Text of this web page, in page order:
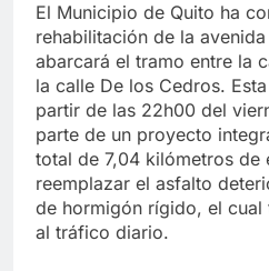
El Municipio de Quito ha
rehabilitación de la
abarcará el tramo entre la
la calle De los Cedros.
partir de las 22h00 del
parte de un proyecto
total de 7,04 kilómetros de
reemplazar el asfalto
de hormigón rígido, el cual
al tráfico diario.